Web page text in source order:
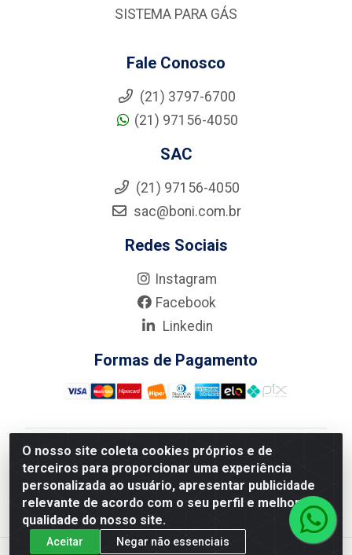
O nosso site coleta cookies próprios e de
terceiros para proporcionar uma experiência
personalizada ao usuário, apresentar publicidade
relevante de acordo com o seu perfil e melhorar a
qualidade do nosso site.
Aceitar Negar não essenciais
SISTEMA PARA GÁS
Fale Conosco
(21) 3797-6700
(21) 97156-4050
SAC
(21) 97156-4050
sac@boni.com.br
Redes Sociais
Instagram
Facebook
Linkedin
Formas de Pagamento
Nova Boni Distribuidora de Material de Construção LTDA
- Rua Alice Tibiriçá, 330 - Vila Da Penha, Rio de
Janeiro/RJ - CEP: 21.210-110 - CNPJ: 11.003.135/0001-
27